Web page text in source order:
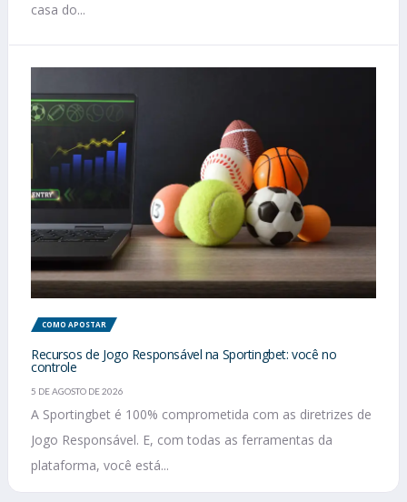
casa do...
COMO APOSTAR
Recursos de Jogo Responsável na Sportingbet: você no
controle
5 DE AGOSTO DE 2026
A Sportingbet é 100% comprometida com as diretrizes de
Jogo Responsável. E, com todas as ferramentas da
plataforma, você está...